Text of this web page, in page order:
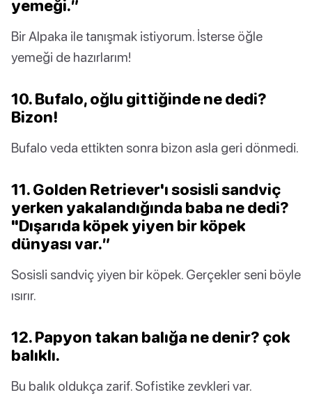
yemeği.”
Bir Alpaka ile tanışmak istiyorum. İsterse öğle
yemeği de hazırlarım!
10. Bufalo, oğlu gittiğinde ne dedi?
Bizon!
Bufalo veda ettikten sonra bizon asla geri dönmedi.
11. Golden Retriever'ı sosisli sandviç
yerken yakalandığında baba ne dedi?
"Dışarıda köpek yiyen bir köpek
dünyası var.”
Sosisli sandviç yiyen bir köpek. Gerçekler seni böyle
ısırır.
12. Papyon takan balığa ne denir? çok
balıklı.
Bu balık oldukça zarif. Sofistike zevkleri var.